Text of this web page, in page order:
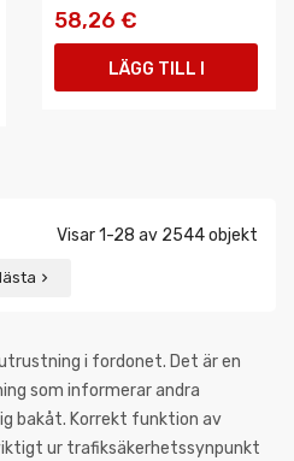
58,26 €
LÄGG TILL I
Visar 1-28 av 2544 objekt

i fordonet. Det är en
som informerar andra
bakåt. Korrekt funktion av
ur trafiksäkerhetssynpunkt